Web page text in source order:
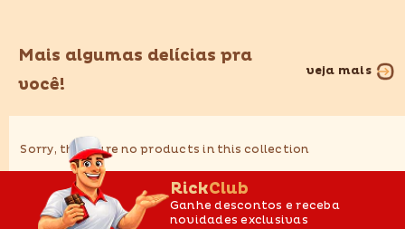
Mais algumas delícias pra
você!
veja mais
Sorry, there are no products in this collection
RickClub
Ganhe descontos e receba
novidades exclusivas